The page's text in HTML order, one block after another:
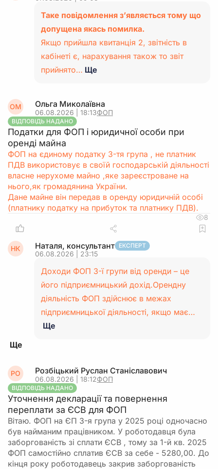
Таке повідомлення з’являється тому що
допущена якась помилка.
Якщо прийшла квитанція 2, звітність в
кабінеті є, нарахування також то звіт
прийнято… Ще
ОМ Ольга Миколаївна
06.08.2026 | 18:13ФОП
ВІДПОВІДЬ НАДАНО
Податки для ФОП і юридичної особи при
оренді майна
ФОП на єдиному податку 3-тя група , не платник
ПДВ використовує в своїй господарській діяльності
власне нерухоме майно ,яке зареєстроване на
нього,як громадянина України.
Дане майне він передав в оренду юридичній особі
(платнику податку на прибуток та платнику ПДВ).
8
НК Наталя, консультант ЕКСПЕРТ
06.08.2026 | 23:15
Доходи ФОП 3-ї групи від оренди – це
його підприємницький дохід.Орендну
діяльність ФОП здійснює в межах
підприємницької діяльності, якщо має…
Ще
РО Розбіцький Руслан Станіславович
06.08.2026 | 18:12ФОП
ВІДПОВІДЬ НАДАНО
Уточнення декларації та повернення
переплати за ЄСВ для ФОП
Вітаю. ФОП на ЄП 3-я група у 2025 році одночасно
був найманим працівником. У роботодавця була
заборгованість зі сплати ЄСВ , тому за 1-й кв. 2025
ФОП самостійно сплатив ЄСВ за себе - 5280,00. До
кінця року роботодавець закрив заборгованість